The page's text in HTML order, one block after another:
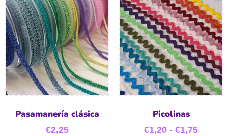
Pasamanería clásica
€2,25
Picolinas
€1,20 - €1,75